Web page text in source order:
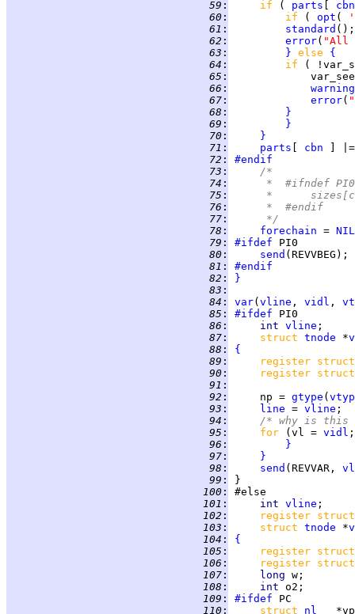
  59
: if ( parts
cbn
  60
: if ( opt (
  61
:
standard
  62
: error( "All
  63
: } else {
  64
: if
(
  65
:
  66
:
warning
  67
: error(
  68
:
}
  69
:
}
  70
:
}
  71
: parts cbn ]
  72
:
#endif
  73
:
/*
  74
:
     *  #ifndef PI0
  75
:
*
  76
:
     *  #endif
  77
:
     */
  78
: forechain = NIL
  79
: #ifdef
  80
: send
  81
:
#endif
  82
:
}
  83
:
  84
: var( vline , vidl ,
  85
: #ifdef
  86
: int vline
  87
: struct tnode *
  88
:
{
  89
:
register
  90
:
register
  91
:
  92
:
     np =
gtype (
  93
: line = vline
  94
:
/* why is this
  95
: for (vl = vidl
  96
:
}
  97
:
}
  98
: send (REVVAR,
  99
:
100 :
101 : int vline
102 :
register
103 : struct tnode *
104 :
{
105 :
register
106 :
register
107 : long
108 : int
109 : #ifdef
110 : struct nl